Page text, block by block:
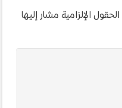
الحقول الإلزامية مشار إليها